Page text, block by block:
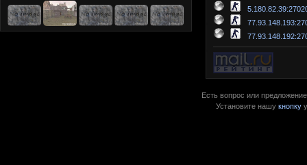
Есть вопрос или
Установите нашукнопку